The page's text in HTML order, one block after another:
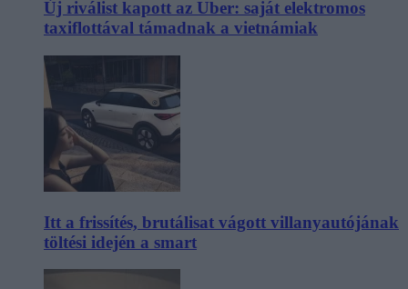
Új riválist kapott az Uber: saját elektromos
taxiflottával támadnak a vietnámiak
Itt a frissítés, brutálisat vágott villanyautójának
töltési idején a smart